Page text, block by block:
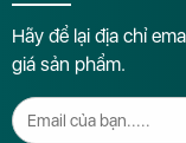
Hãy để lại địa chỉ
giá sản phẩm.